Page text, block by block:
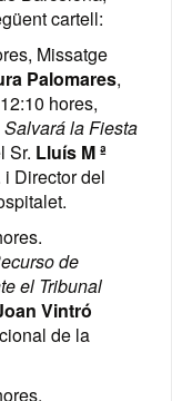
cartell:
Missatge
Palomares,
hores,
la Fiesta
Sr. Lluís M ª
i Director del
de
el Tribunal
Vintró
de la